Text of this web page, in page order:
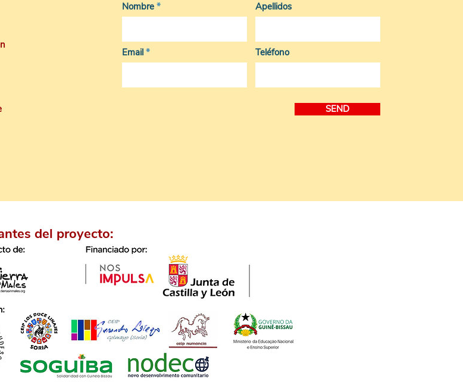
Nombre
Email
Apellidos
Teléfono
SEND
del proyecto: